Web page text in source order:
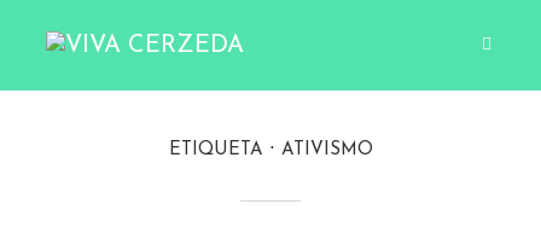
ETIQUETA ATIVISMO